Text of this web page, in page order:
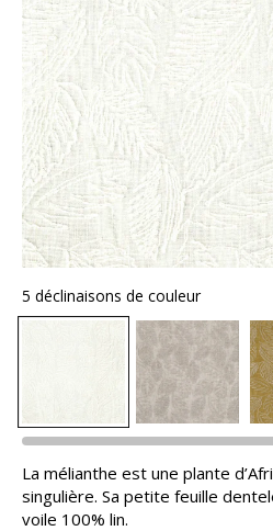
5 déclinaisons de couleur
La mélianthe est une plante
singulière. Sa petite feuille
voile 100% lin.